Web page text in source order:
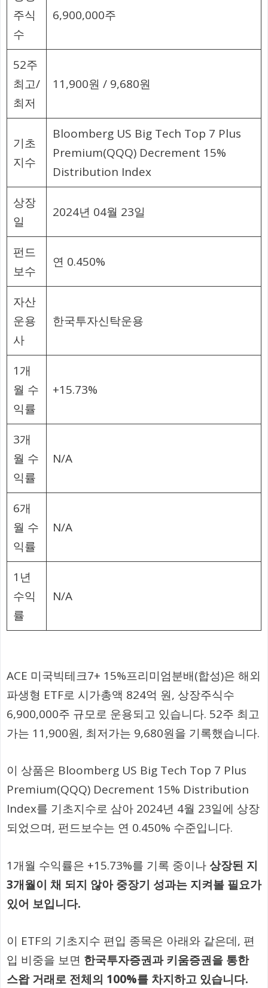
주식
수
6,900,000주
52주
최고/
최저
11,900원 / 9,680원
기초
지수
Bloomberg US Big Tech Top 7 Plus
Premium(QQQ) Decrement 15%
Distribution Index
상장
일
2024년 04월 23일
펀드
보수
연 0.450%
자산
운용
사
한국투자신탁운용
1개
월 수
익률
+15.73%
3개
월 수
익률
N/A
6개
월 수
익률
N/A
1년
수익
률
N/A
ACE 미국빅테크7+ 15%프리미엄분배(합성)은 해외
파생형 ETF로 시가총액 824억 원, 상장주식수
6,900,000주 규모로 운용되고 있습니다. 52주 최고
가는 11,900원, 최저가는 9,680원을 기록했습니다.
이 상품은 Bloomberg US Big Tech Top 7 Plus
Premium(QQQ) Decrement 15% Distribution
Index를 기초지수로 삼아 2024년 4월 23일에 상장
되었으며, 펀드보수는 연 0.450% 수준입니다.
1개월 수익률은 +15.73%를 기록 중이나 상장된 지
3개월이 채 되지 않아 중장기 성과는 지켜볼 필요가
있어 보입니다.
이 ETF의 기초지수 편입 종목은 아래와 같은데, 편
입 비중을 보면 한국투자증권과 키움증권을 통한
스왑 거래로 전체의 100%를 차지하고 있습니다.